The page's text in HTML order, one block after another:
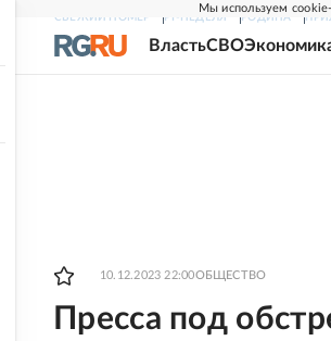
Мы используем
СВЕЖИЙ НОМЕР РГ-НЕДЕЛЯ РОДИНА
ВластьСВО
10.12.2023 22:00ОБЩЕСТВО
Пресса под